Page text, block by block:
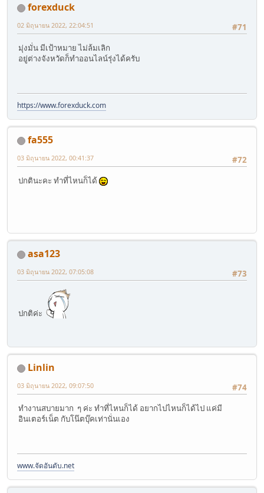
forexduck
#71
02 มิถุนายน 2022, 22:04:51
มุ่งมั่น มีเป้าหมาย ไม่ล้มเลิก
อยู่ต่างจังหวัดก็ทำออนไลน์รุ่งได้ครับ
https://www.forexduck.com
fa555
#72
03 มิถุนายน 2022, 00:41:37
ปกตินะคะ ทำที่ไหนก็ได้
asa123
#73
03 มิถุนายน 2022, 07:05:08
ปกติค่ะ
Linlin
#74
03 มิถุนายน 2022, 09:07:50
ทำงานสบายมาก ๆ ค่ะ ทำที่ไหนก็ได้ อยากไปไหนก็ได้ไป แค่มี
อินเตอร์เน็ต กับโน๊ตบุ๊คเท่านั่นเอง
www.จัดอันดับ.net